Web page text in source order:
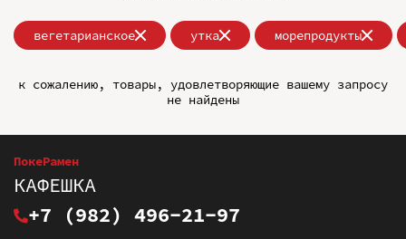
вегетарианское утка морепродукты
к сожалению, товары, удовлетворяющие вашему запросу
не найдены
ПокеРамен
КАФЕШКА
+7 (982) 496-21-97